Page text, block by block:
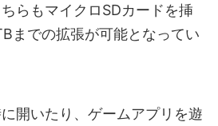
らもマイクロSDカードを挿
までの拡張が可能となってい
開いたり、ゲームアプリを遊